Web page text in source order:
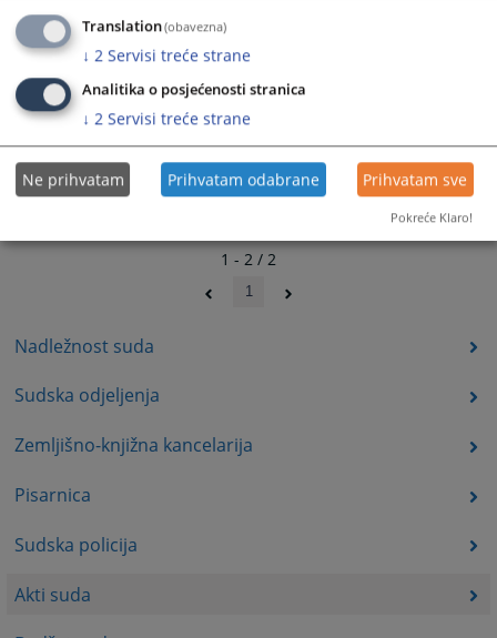
Nadležnost suda
Sudska odjeljenja
Zemljišno-knjižna kancelarija
Pisarnica
Sudska policija
Akti suda
changing
dates.
changing
1 - 2 / 2
1
Translation(obavezna)
↓ 2 Servisi treće strane
Analitika o posjećenosti stranica
↓ 2 Servisi treće strane
Ne prihvatam Prihvatam odabrane Prihvatam sve
Pokreće Klaro!